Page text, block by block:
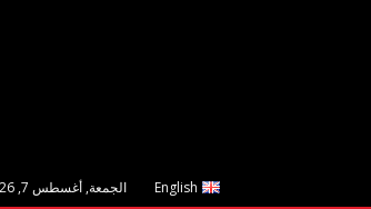
English الجمعة, أغسطس 7, 2026